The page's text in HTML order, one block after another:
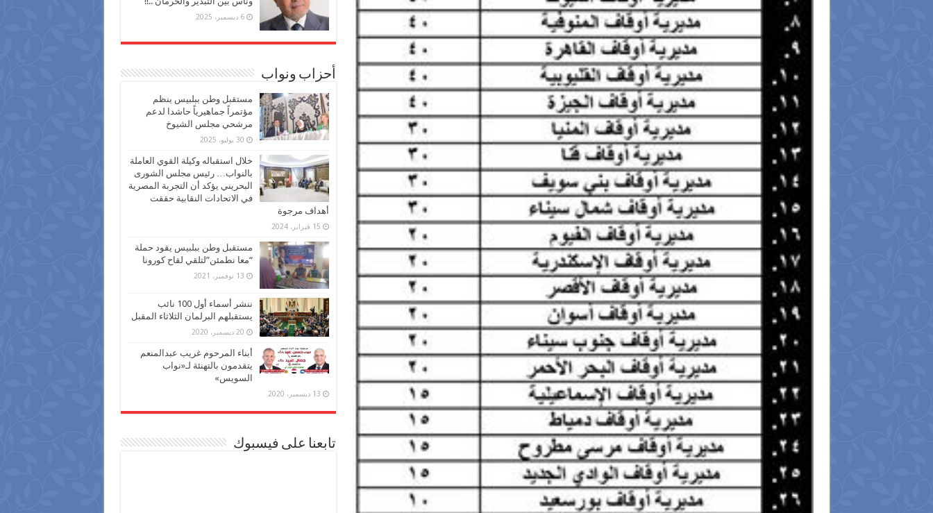
6 ديسمبر، 2025
أحزاب ونواب
مستقبل وطن ببلبيس ينظم
مؤتمراً جماهيرياً حاشدا لدعم
مرشحي مجلس الشيوخ
30 يوليو، 2025
خلال استقباله وكيلة القوي العاملة
بالنواب… رئيس مجلس الشورى
البحريني يؤكد أن التجربة المصرية
في الاتحادات النقابية حققت
أهداف مرجوة
15 فبراير، 2024
مستقبل وطن ببلبيس يقود حملة
“معا نطمئن”لتلقي لقاح كورونا
13 نوفمبر، 2021
ننشر أسماء أول 100 نائب
يستقبلهم البرلمان الثلاثاء المقبل
20 ديسمبر، 2020
أبناء المرحوم غريب عبدالمنعم
يتقدمون بالتهنئة لـ«نواب
السويس»
13 ديسمبر، 2020
تابعنا على فيسبوك